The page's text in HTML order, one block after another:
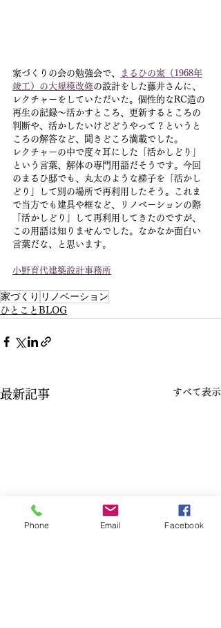
家づくりの会の勉強会で、
まるひの家（1968年
竣工）の大規模改修の設計をした藤井さんに、
レクチャーをしていただいた。個性的なRC造の
再生の記録〜活かすところ、更新するところの
判断や、活かしたいけどどうやって？というと
ころの解答など、聞きどころ満載でした。
レクチャーの中で度々耳にした「活かしどり」
という言葉、解体の専門用語だそうです。今回
のまるひ邸でも、丸太のような梯子を「活かし
どり」して別の場所で再利用したそう。これま
で当方でも建具や框など、リノベーションの際
「活かしどり」して再利用してきたのですが、
この用語は知りませんでした。なかなか面白い
言葉だな、と思います。
小野育代建築設計事務所
家づくり リノベーション
ひとことBLOG
最新記事 すべて表示
Phone Email Facebook